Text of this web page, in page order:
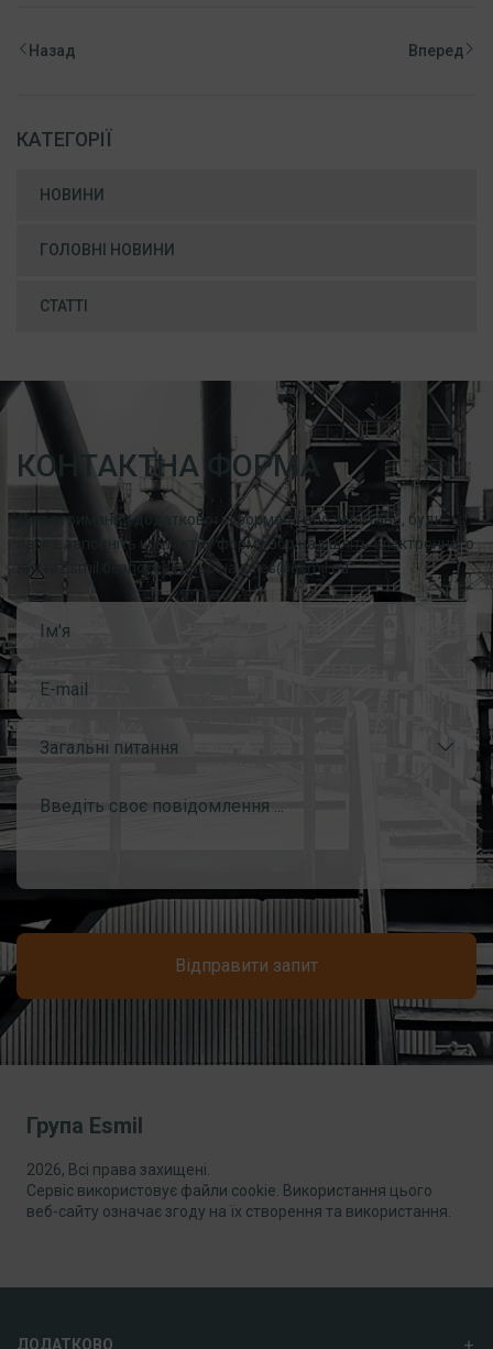
Назад Вперед
КАТЕГОРІЇ
НОВИНИ
ГОЛОВНІ НОВИНИ
СТАТТІ
КОНТАКТНА ФОРМА
Для отримання додаткової інформації або запитань, будь
ласка, заповніть контактну форму або надішліть електронного
листа Esmil безпосередньо на sales@esmil.eu
Загальні питання
Відправити запит
Група Esmil
2026, Всі права захищені.
Сервіс використовує файли cookie. Використання цього
веб-сайту означає згоду на їх створення та використання.
ДОДАТКОВО